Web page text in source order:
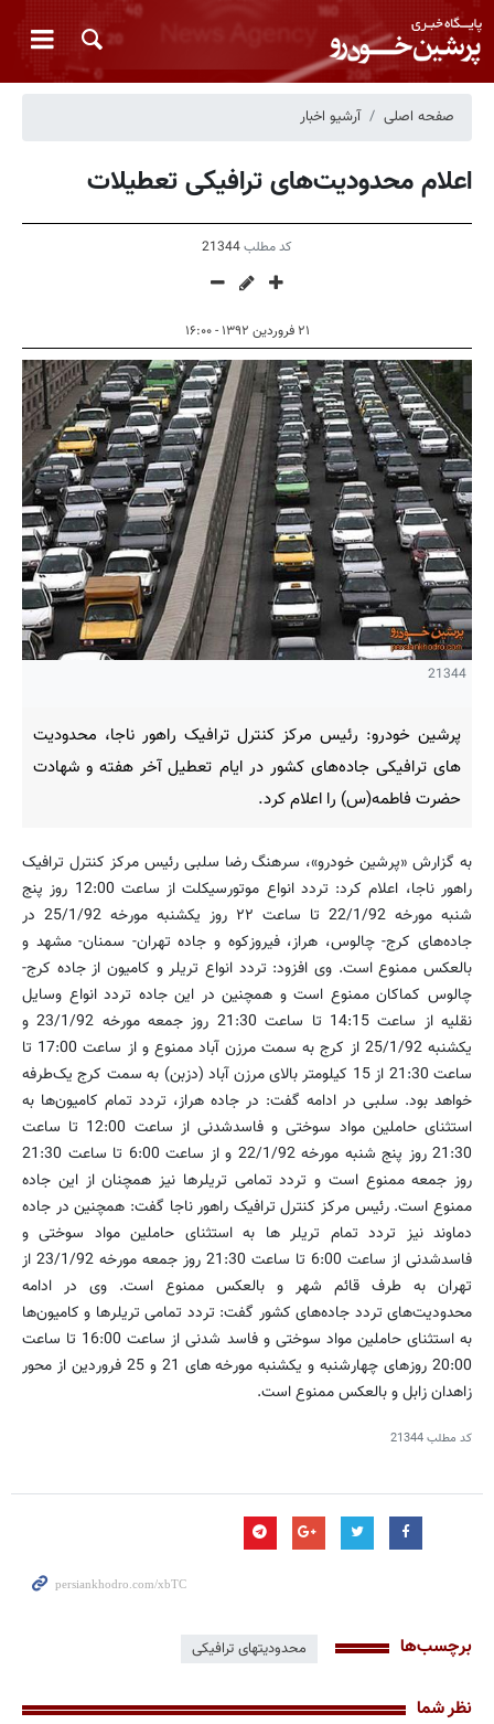
صفحه اصلی آرشیو اخبار
اعلام محدودیت‌های ترافیکی تعطیلات
کد مطلب21344
۲۱ فروردین ۱۳۹۲ - ۱۶:۰۰
21344
پرشین خودرو: رئیس مرکز کنترل ترافیک راهور ناجا، محدودیت
های ترافیکی جاده‌های کشور در ایام تعطیل آخر هفته و شهادت
حضرت فاطمه(س) را اعلام کرد.
به گزارش «پرشین خودرو»، سرهنگ رضا سلبی رئیس مرکز کنترل ترافیک
راهور ناجا، اعلام کرد: تردد انواع موتورسیکلت از ساعت 12:00 روز پنج
شنبه مورخه 22/1/92 تا ساعت ۲۲ روز یکشنبه مورخه 25/1/92 در
جاده‌های کرج- چالوس، هراز، فیروزکوه و جاده تهران- سمنان- مشهد و
بالعکس ممنوع است. وی افزود: تردد انواع تریلر و کامیون از جاده کرج-
چالوس کماکان ممنوع است و همچنین در این جاده تردد انواع وسایل
نقلیه از ساعت 14:15 تا ساعت 21:30 روز جمعه مورخه 23/1/92 و
یکشنبه 25/1/92 از کرج به سمت مرزن آباد ممنوع و از ساعت 17:00 تا
ساعت 21:30 از 15 کیلومتر بالای مرزن آباد (دزبن) به سمت کرج یک‌طرفه
خواهد بود. سلبی در ادامه گفت: در جاده هراز، تردد تمام کامیون‌ها به
استثنای حاملین مواد سوختی و فاسدشدنی از ساعت 12:00 تا ساعت
21:30 روز پنج شنبه مورخه 22/1/92 و از ساعت 6:00 تا ساعت 21:30
روز جمعه ممنوع است و تردد تمامی تریلرها نیز همچنان از این جاده
ممنوع است. رئیس مرکز کنترل ترافیک راهور ناجا گفت: همچنین در جاده
دماوند نیز تردد تمام تریلر ها به استثنای حاملین مواد سوختی و
فاسدشدنی از ساعت 6:00 تا ساعت 21:30 روز جمعه مورخه 23/1/92 از
تهران به طرف قائم شهر و بالعکس ممنوع است. وی در ادامه
محدودیت‌های تردد جاده‌های کشور گفت: تردد تمامی تریلر‌ها و کامیون‌ها
به استثنای حاملین مواد سوختی و فاسد شدنی از ساعت 16:00 تا ساعت
20:00 روزهای چهارشنبه و یکشنبه مورخه های 21 و 25 فروردین از محور
زاهدان زابل و بالعکس ممنوع است.
کد مطلب21344
برچسب‌ها محدودیتهای ترافیکی
نظر شما